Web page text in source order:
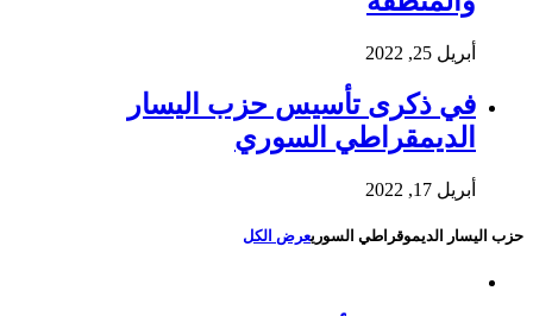
أبريل 25, 2022
في ذكرى تأسيس حزب اليسار
الديمقراطي السوري
أبريل 17, 2022
حزب اليسار الديموقراطي السوريعرض الكل